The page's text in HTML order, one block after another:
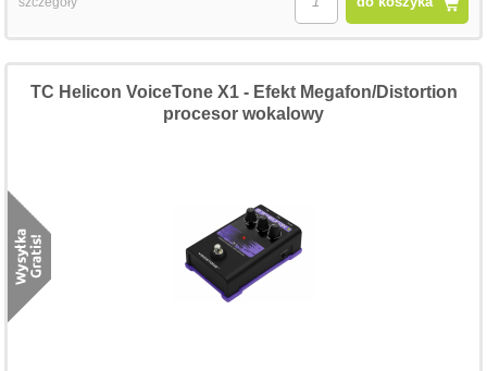
TC Helicon VoiceTone X1 - Efekt Megafon/Distortion
procesor wokalowy